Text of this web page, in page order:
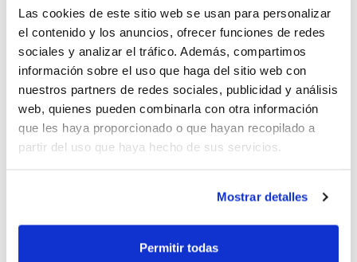
Las cookies de este sitio web se usan para personalizar
el contenido y los anuncios, ofrecer funciones de redes
sociales y analizar el tráfico. Además, compartimos
información sobre el uso que haga del sitio web con
nuestros partners de redes sociales, publicidad y análisis
web, quienes pueden combinarla con otra información
que les haya proporcionado o que hayan recopilado a
partir del uso que haya hecho de sus servicios.
Mostrar detalles
Permitir todas
competición jugando contra diferentes compañeros en
partidos reducidos. Además de ser una actividad lúdica
que tradicionalmente despide la temporada en el
Programa de Tecnificación, al Día del Mini asistirán los
seleccionadores autonómicos de la próxima
temporada, por lo que también será una buena
oportunidad para conocer más de cerca a los jóvenes
talentos de categoría Minibasket.
En el Día del Mini participarán todas las sedes del
Ondara, Alicante, Crevillente, Sueca, Cocentaina,